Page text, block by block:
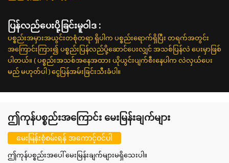
ပြန်လည်ပေးပို့ခြင်းမူဝါဒ :
ပစ္စည်းအမှားအယွင်းတစုံတရာ ရှိပါက ပစ္စည်းရောက်ရှိပြီး တရက်အတွင်း
အကြောင်းကြား၍ ပစ္စည်းပြန်လည်ပို့ဆောင်ပေးလျှင် အသစ်ပြန်လဲ ပေးမှာဖြစ်
ပါတယ်။ ( ပစ္စည်းအသစ်အနေအထား ယိုယွင်းပျက်စီးနေပါက လဲလှယ်ပေး
မည် မဟုတ်ပါ ) ငွေပြန်အမ်းခြင်းသီးခံပါ။
ဤကုန်ပစ္စည်းအကြောင်း မေးမြန်းချက်များ
မေးမြန်းစုံစမ်းရန် အကောင့်ဝင်ပါ
ဤကုန်ပစ္စည်းအပေါ် မေးမြန်းချက်များမရှိသေးပါ။